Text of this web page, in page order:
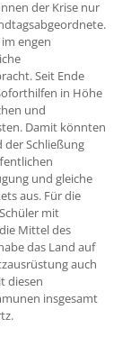
der Krise nur
engen
Seit Ende
in Höhe
und
Damit könnten
Schließung
und gleiche
aus. Für die
mit
Mittel des
das Land auf
auch
diesen
insgesamt